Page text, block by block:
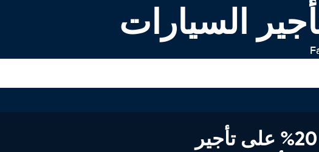
خصم يصل إلى 20% على تأجير